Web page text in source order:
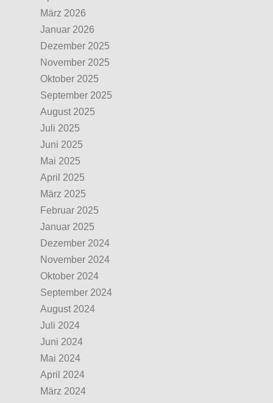
März 2026
Januar 2026
Dezember 2025
November 2025
Oktober 2025
September 2025
August 2025
Juli 2025
Juni 2025
Mai 2025
April 2025
März 2025
Februar 2025
Januar 2025
Dezember 2024
November 2024
Oktober 2024
September 2024
August 2024
Juli 2024
Juni 2024
Mai 2024
April 2024
März 2024